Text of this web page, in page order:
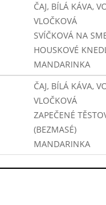
ČAJ, BÍLÁ KÁVA,
VLOČKOVÁ
SVÍČKOVÁ NA
HOUSKOVÉ
MANDARINKA
ČAJ, BÍLÁ KÁVA,
VLOČKOVÁ
ZAPEČENÉ
(BEZMASÉ)
MANDARINKA